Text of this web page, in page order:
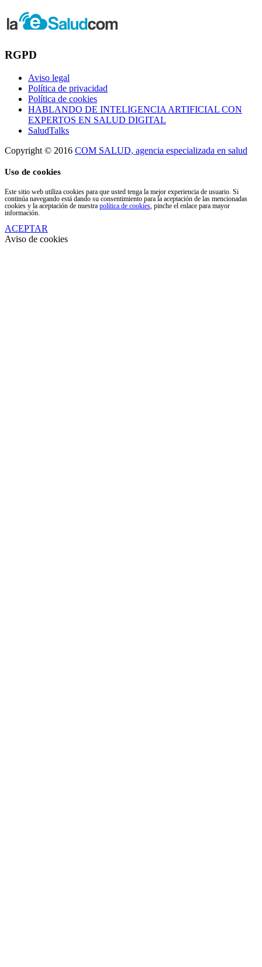
RGPD
Aviso legal
Política de privacidad
Política de cookies
HABLANDO DE INTELIGENCIA ARTIFICIAL CON
EXPERTOS EN SALUD DIGITAL
SaludTalks
Copyright © 2016 COM SALUD, agencia especializada en salud
Uso de cookies
Este sitio web utiliza cookies para que usted tenga la mejor experiencia de usuario. Si
continúa navegando está dando su consentimiento para la aceptación de las mencionadas
cookies y la aceptación de nuestra política de cookies , pinche el enlace para mayor
información.
ACEPTAR
Aviso de cookies